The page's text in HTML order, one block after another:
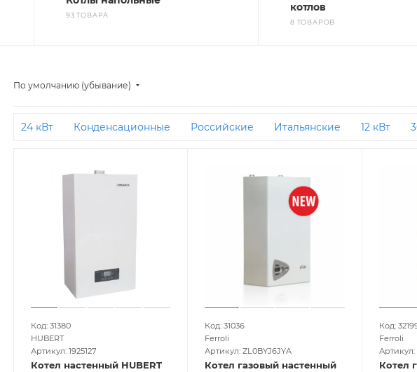
93 ТОВАРА
котлов
8 ТОВАРОВ
По умолчанию (убывание)
24 кВт Конденсационные Российские Итальянские 12 кВт
медным теплообменником
Чугунные
Код: 31380
HUBERT
Артикул: 1925127
Котел настенный HUBERT
Код: 31036
Ferroli
Артикул: ZL0BYJ6JYA
Котел газовый настенный
Код:
Ferroli
Артикул:
Котел